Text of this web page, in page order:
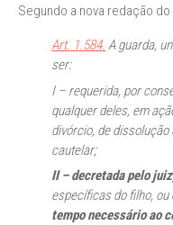
Segundo a nova redação do
Art. 1.584. A guarda,
ser:
I – requerida, por
qualquer deles, em
divórcio, de dissolução
cautelar;
II – decretada pelo
específicas do filho, ou
tempo necessário ao